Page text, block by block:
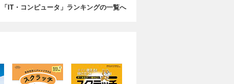
「IT・コンピュータ」ランキングの一覧へ